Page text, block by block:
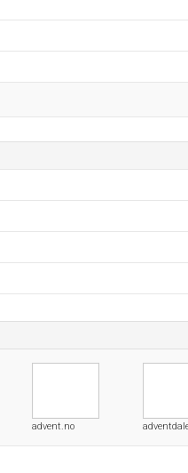
advent.no